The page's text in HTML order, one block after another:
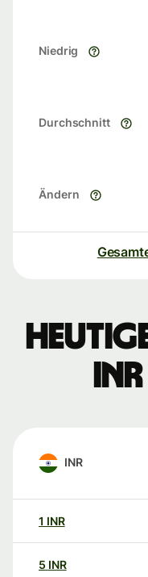
Niedrig
Durchschnitt
Ändern
INR
1 INR
5 INR